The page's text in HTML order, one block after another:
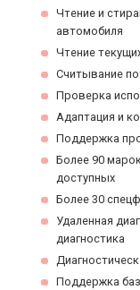
Чтение и
автомобиля
Чтение
Считывание
Проверка
Адаптация и
Поддержка
Более 90
доступных
Более 30
Удаленная
диагностика
Поддержка